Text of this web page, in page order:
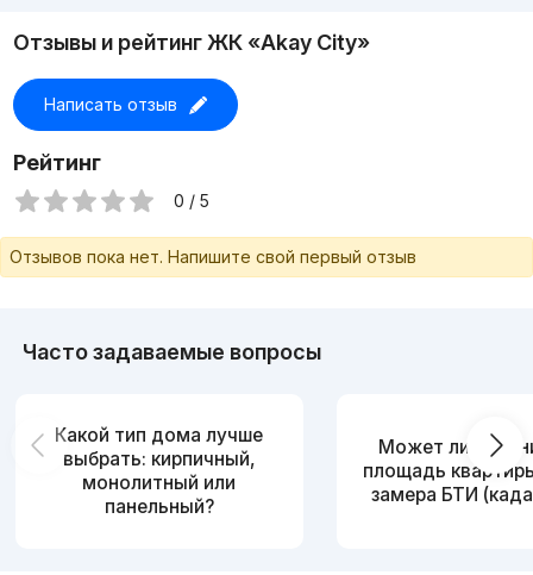
Отзывы и рейтинг ЖК «Akay City»
Написать отзыв
Рейтинг
0 / 5
Отзывов пока нет. Напишите свой первый отзыв
Часто задаваемые вопросы
Какой тип дома лучше
выбрать: кирпичный,
монолитный или
панельный?
Может ли
площадь
замера БТИ